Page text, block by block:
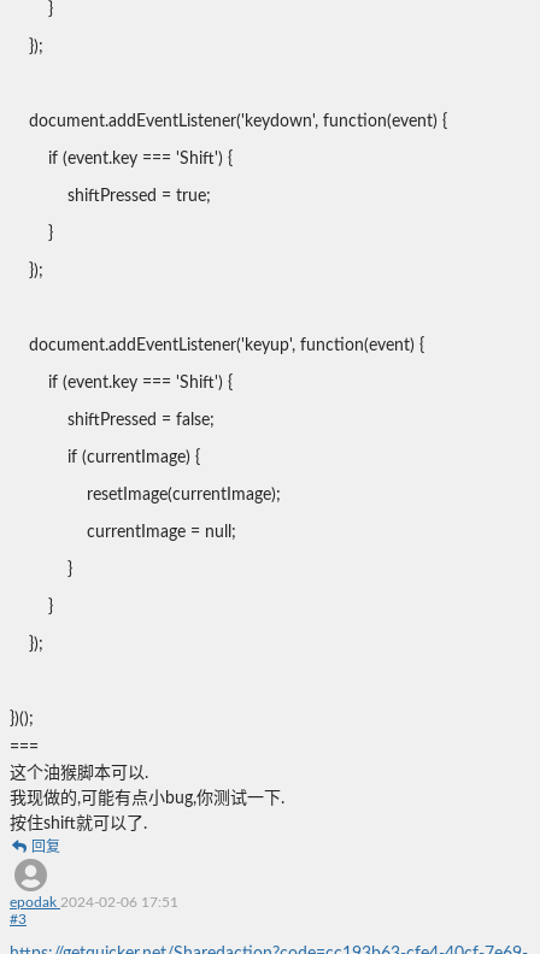
}
});
document.addEventListener('keydown', function(event) {
if (event.key === 'Shift') {
shiftPressed = true;
}
});
document.addEventListener('keyup', function(event) {
if (event.key === 'Shift') {
shiftPressed = false;
if (currentImage) {
resetImage(currentImage);
currentImage = null;
}
}
});
})();
===
这个油猴脚本可以.
我现做的,可能有点小bug,你测试一下.
按住shift就可以了.
回复
epodak 2024-02-06 17:51
#3